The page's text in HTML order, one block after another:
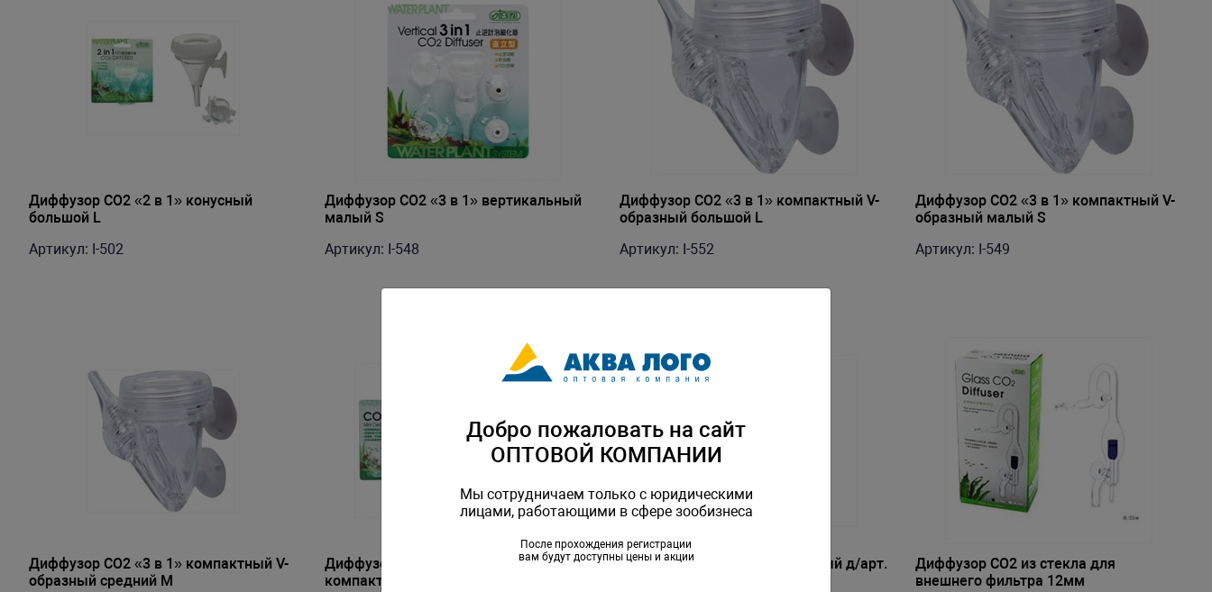
Диффузор СО2 «2 в 1» конусный
большой L
Артикул: I-502
Диффузор СО2 «3 в 1» вертикальный
малый S
Артикул: I-548
Диффузор СО2 «3 в 1» компактный V-
образный большой L
Артикул: I-552
Диффузор СО2 «3 в 1» компактный V-
образный малый S
Артикул: I-549
Диффузор СО2 «3 в 1» компактный V-
образный средний М
Диффузор СО2 вертикальный
компактный S
Диффузор СО2 дополнительный д/арт.
Диффузор СО2 из стекла для
внешнего фильтра 12мм
Добро пожаловать на сайт
ОПТОВОЙ КОМПАНИИ
Мы сотрудничаем только с юридическими
лицами, работающими в сфере зообизнеса
После прохождения регистрации
вам будут доступны цены и акции